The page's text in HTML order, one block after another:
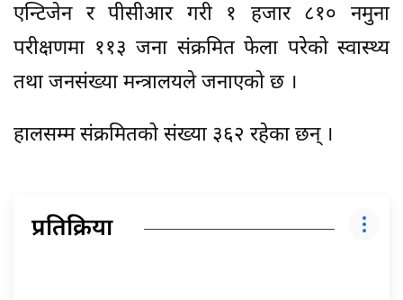
एन्टिजेन र पीसीआर गरी १ हजार ८१० नमुना
परीक्षणमा ११३ जना संक्रमित फेला परेको स्वास्थ्य
तथा जनसंख्या मन्त्रालयले जनाएको छ ।
हालसम्म संक्रमितको संख्या ३६२ रहेका छन् ।
प्रतिक्रिया